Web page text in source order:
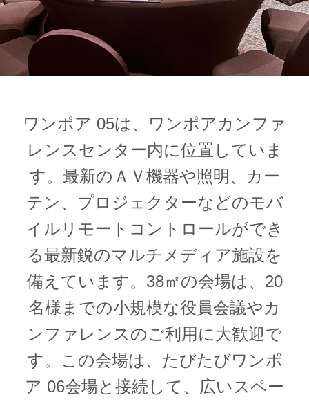
ワンポア 05は、ワンポアカンファ
レンスセンター内に位置していま
す。最新のＡＶ機器や照明、カー
テン、プロジェクターなどのモバ
イルリモートコントロールができ
る最新鋭のマルチメディア施設を
備えています。38㎡の会場は、20
名様までの小規模な役員会議やカ
ンファレンスのご利用に大歓迎で
す。この会場は、たびたびワンポ
ア 06会場と接続して、広いスペー